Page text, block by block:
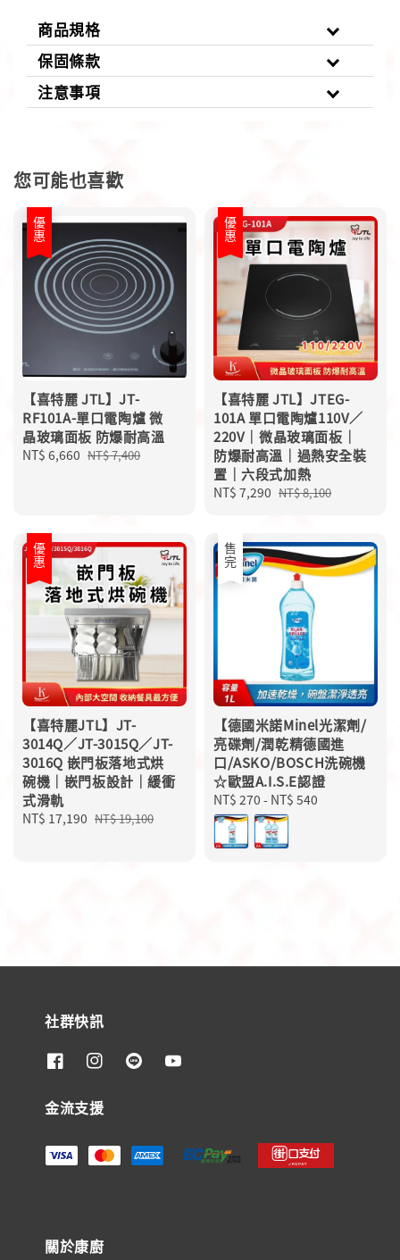
商品規格
保固條款
注意事項
您可能也喜歡
優惠
【喜特麗 JTL】JT-
RF101A-單口電陶爐 微
晶玻璃面板 防爆耐高溫
Sale
NT$ 6,660 Regular
NT$ 7,400
優惠
【喜特麗 JTL】JTEG-
101A 單口電陶爐110V／
220V｜微晶玻璃面板｜
防爆耐高溫｜過熱安全裝
置｜六段式加熱
Sale
NT$ 7,290 Regular
NT$ 8,100
優惠
【喜特麗JTL】JT-
3014Q／JT-3015Q／JT-
3016Q 嵌門板落地式烘
碗機｜嵌門板設計｜緩衝
式滑軌
Sale
NT$ 17,190 Regular
NT$ 19,100
售完
【德國米諾Minel光潔劑/
亮碟劑/潤乾精德國進
口/ASKO/BOSCH洗碗機
☆歐盟A.I.S.E認證
Regular
price
NT$ 270 - NT$ 540
社群快訊
金流支援
關於康廚